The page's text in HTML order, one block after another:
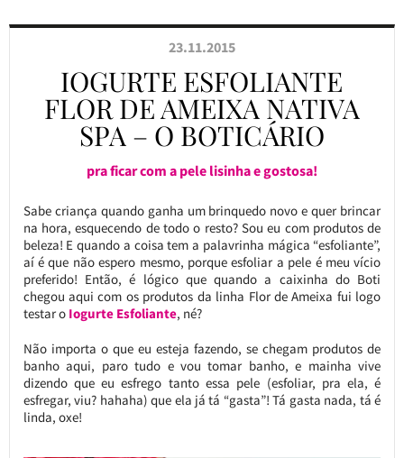
23.11.2015
IOGURTE ESFOLIANTE
FLOR DE AMEIXA NATIVA
SPA – O BOTICÁRIO
pra ficar com a pele lisinha e gostosa!
Sabe criança quando ganha um brinquedo novo e quer brincar
na hora, esquecendo de todo o resto? Sou eu com produtos de
beleza! E quando a coisa tem a palavrinha mágica “esfoliante”,
aí é que não espero mesmo, porque esfoliar a pele é meu vício
preferido! Então, é lógico que quando a caixinha do Boti
chegou aqui com os produtos da linha Flor de Ameixa fui logo
testar o Iogurte Esfoliante, né?
Não importa o que eu esteja fazendo, se chegam produtos de
banho aqui, paro tudo e vou tomar banho, e mainha vive
dizendo que eu esfrego tanto essa pele (esfoliar, pra ela, é
esfregar, viu? hahaha) que ela já tá “gasta”! Tá gasta nada, tá é
linda, oxe!